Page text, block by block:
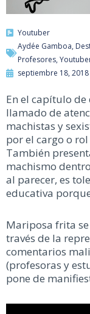
Youtuber
Aydée Gamboa,
Profesores,
septiembre 18, 2018
En el capítulo
llamado de
machistas y
por el cargo o
También
machismo
al parecer, es
educativa
Mariposa frita
través de la
comentarios
(profesoras y
pone de